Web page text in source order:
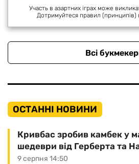
Участь в азартних іграх може
Дотримуйтеся правил (принципів)
Всі
ОСТАННІ НОВИНИ
9 серпня 14:50
Кривбас зробив камбек у
шедеври від Герберта та